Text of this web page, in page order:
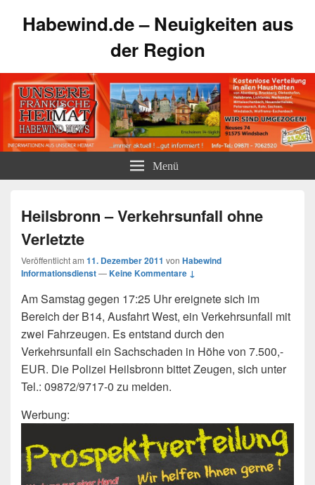
Habewind.de – Neuigkeiten aus
der Region
Menü
Heilsbronn – Verkehrsunfall ohne
Verletzte
Veröffentlicht am 11. Dezember 2011 von Habewind
Informationsdienst—Keine Kommentare ↓
Am Samstag gegen 17:25 Uhr ereignete sich im
Bereich der B14, Ausfahrt West, ein Verkehrsunfall mit
zwei Fahrzeugen. Es entstand durch den
Verkehrsunfall ein Sachschaden in Höhe von 7.500,-
EUR. Die Polizei Heilsbronn bittet Zeugen, sich unter
Tel.: 09872/9717-0 zu melden.
Werbung: